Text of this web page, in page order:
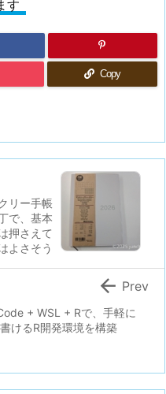
す
Copy
リー手帳
で、基本
押さえて
よさそう
+ WSL + Rで、手軽に
けるR開発環境を構築
 Prev